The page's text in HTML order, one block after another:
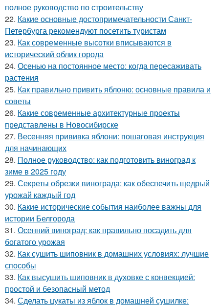
полное руководство по строительству
22. Какие основные достопримечательности Санкт-
Петербурга рекомендуют посетить туристам
23. Как современные высотки вписываются в
исторический облик города
24. Осенью на постоянное место: когда пересаживать
растения
25. Как правильно привить яблоню: основные правила и
советы
26. Какие современные архитектурные проекты
представлены в Новосибирске
27. Весенняя прививка яблони: пошаговая инструкция
для начинающих
28. Полное руководство: как подготовить виноград к
зиме в 2025 году
29. Секреты обрезки винограда: как обеспечить щедрый
урожай каждый год
30. Какие исторические события наиболее важны для
истории Белгорода
31. Осенний виноград: как правильно посадить для
богатого урожая
32. Как сушить шиповник в домашних условиях: лучшие
способы
33. Как высушить шиповник в духовке с конвекцией:
простой и безопасный метод
34. Сделать цукаты из яблок в домашней сушилке: